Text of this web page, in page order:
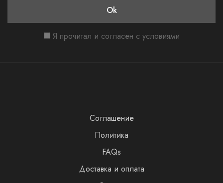
Я прочитал и согласен с условиями
Соглашение
Политика
FAQs
Доставка и оплата